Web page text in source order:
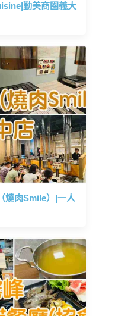
勤美商圈義大
燒肉Smile）|一人